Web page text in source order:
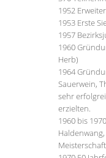
1952
1953 Erste
1957
1960
Herb)
1964
Sauerwein,
sehr
erzielten.
1960 bis